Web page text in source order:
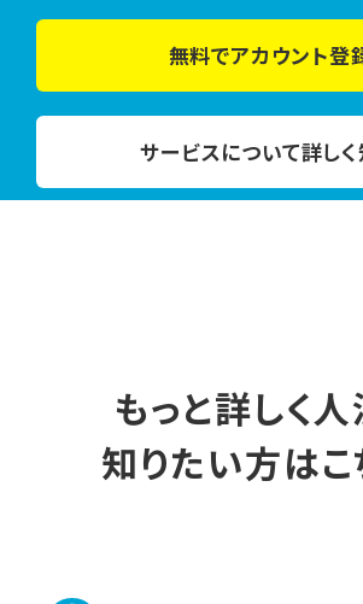
無料でアカウント登
サービスについて詳し
もっと詳しく
知りたい方はこ